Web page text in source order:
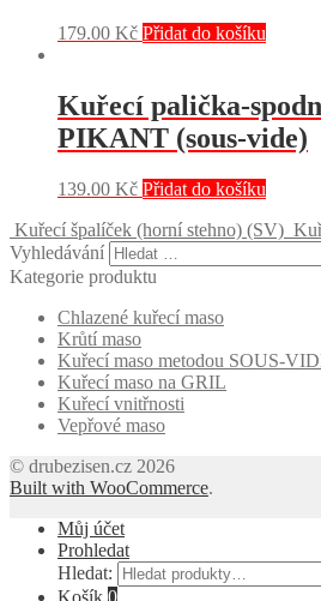
179.00 Kč Přidat do košíku
Kuřecí palička-
PIKANT (sous-vide)
139.00 Kč Přidat do košíku
Kuřecí špalíček (horní stehno) (SV)
Vyhledávání
Kategorie produktu
Chlazené kuřecí maso
Krůtí maso
Kuřecí maso metodou SOUS-
Kuřecí maso na GRIL
Kuřecí vnitřnosti
Vepřové maso
© drubezisen.cz 2026
Built with WooCommerce.
Můj účet
Prohledat
Hledat: